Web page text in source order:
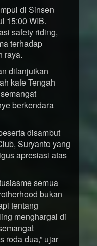
di Sinsen
15:00 WIB.
safety riding,
terhadap
raya.
dilanjutkan
kafe Tengah
berkendara
disambut
Suryanto yang
apresiasi atas
semua
bukan
tentang
menghargai di
roda dua,” ujar